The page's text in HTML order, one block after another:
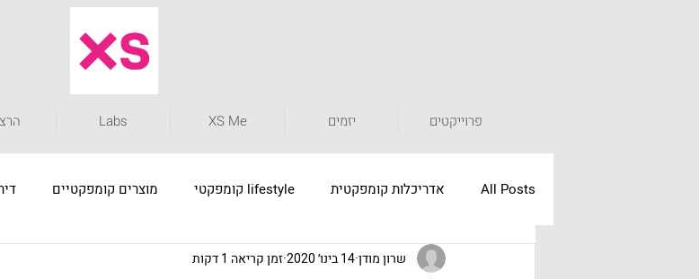
פרוייקטים יזמים XS Me
Labs
All Posts אדריכלות קומפקטית lifestyle קומפקטי מוצרים קומפקטיים
מוצרים קומפקטיים lifestyle קומפקטי אדריכלות קומפקטית שרון מודן14 בינו׳ 2020 זמן קריאה 1 דקות